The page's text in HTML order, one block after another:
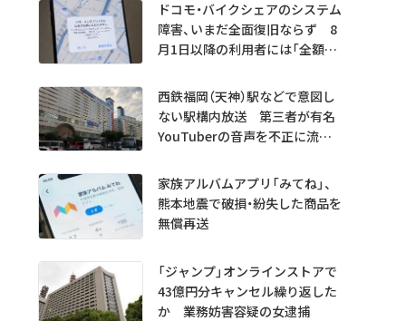
ドコモ・バイクシェアのシステム
障害、いまだ全面復旧ならず 8
月1日以降の利用者には「全額返
西鉄福岡（天神）駅などで意図し
ない駅構内放送 第三者が有名
YouTuberの音声を不正に流し
家族アルバムアプリ「みてね」、
熊本地震で破損・紛失した商品を
無償再送
「ジャンプ」オンラインストアで
43億円分キャンセル繰り返した
か 業務妨害容疑の女逮捕